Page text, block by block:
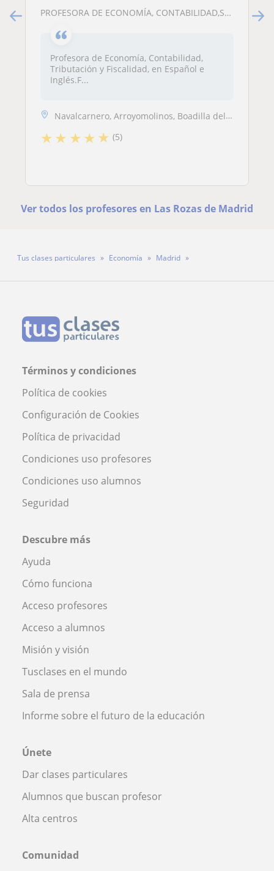
PROFESORA DE ECONOMÍA, CONTABILIDAD,SAGE CONTAPLUS. ONLINE y Navalcarnero, Sevilla la Nueva, Arrroyomolinos,Villaviciosa, Boadilla, Pozuelo, Las Rozas
Profesora de Economía, Contabilidad,
Tributación y Fiscalidad, en Español e
Inglés.F...
Navalcarnero, Arroyomolinos, Boadilla del Monte, Pozuelo de Alarcón, L...
★★ ★★★ (5)
Ver todos los profesores en Las Rozas de Madrid
Tus clases particulares Economía
Madrid
Términos y condiciones
Política de cookies
Configuración de Cookies
Política de privacidad
Condiciones uso profesores
Condiciones uso alumnos
Seguridad
Descubre más
Ayuda
Cómo funciona
Acceso profesores
Acceso a alumnos
Misión y visión
Tusclases en el mundo
Sala de prensa
Informe sobre el futuro de la educación
Únete
Dar clases particulares
Alumnos que buscan profesor
Alta centros
Comunidad